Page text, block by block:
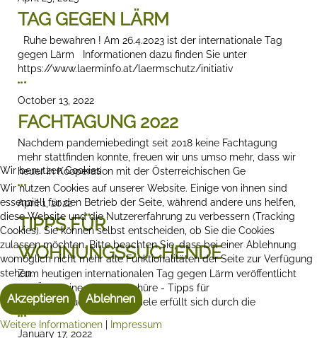
TAG GEGEN LÄRM
Ruhe bewahren ! Am 26.4.2023 ist der internationale Tag
gegen Lärm Informationen dazu finden Sie unter
https://www.laerminfo.at/laermschutz/initiativ
October 13, 2022
FACHTAGUNG 2022
Nachdem pandemiebedingt seit 2018 keine Fachtagung
mehr stattfinden konnte, freuen wir uns umso mehr, dass wir
heuer in Kooperation mit der Österreichischen Ge
April 1, 2022
TIPPS FÜR
WOHNUNGSSUCHENDE
Zum heutigen internationalen Tag gegen Lärm veröffentlicht
der ÖAL seine neue Broschüre - Tipps für
Wohnungssuchende Für viele erfüllt sich durch die
January 17, 2022
Wir benutzen Cookies
Wir nutzen Cookies auf unserer Website. Einige von ihnen sind
essenziell für den Betrieb der Seite, während andere uns helfen,
diese Website und die Nutzererfahrung zu verbessern (Tracking
Cookies). Sie können selbst entscheiden, ob Sie die Cookies
zulassen möchten. Bitte beachten Sie, dass bei einer Ablehnung
womöglich nicht mehr alle Funktionalitäten der Seite zur Verfügung
stehen.
Akzeptieren Ablehnen
Weitere Informationen Impressum